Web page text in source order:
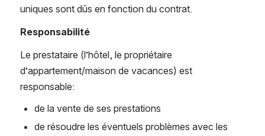
uniques sont dûs en fonction du contrat.
Responsabilité
Le prestataire (l’hôtel, le propriétaire
d’appartement/maison de vacances) est
responsable:
de la vente de ses prestations
de résoudre les éventuels problèmes avec les